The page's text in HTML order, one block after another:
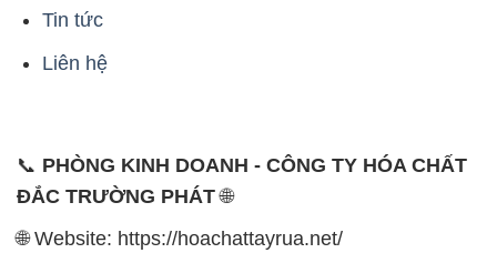
Tin tức
Liên hệ
📞 PHÒNG KINH DOANH - CÔNG TY HÓA CHẤT
ĐẮC TRƯỜNG PHÁT🌐
🌐 Website: https://hoachattayrua.net/